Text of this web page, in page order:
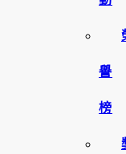
譽
榜